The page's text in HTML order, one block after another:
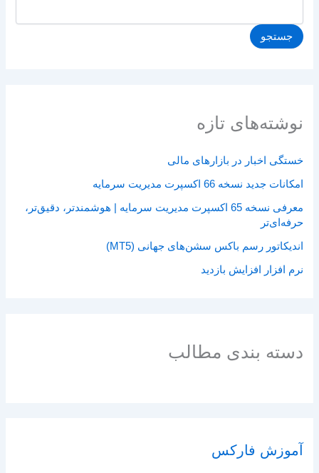
جستجو
نوشته‌های تازه
خستگی اخبار در بازارهای مالی
امکانات جدید نسخه 66 اکسپرت مدیریت سرمایه
معرفی نسخه 65 اکسپرت مدیریت سرمایه | هوشمندتر، دقیق‌تر،
حرفه‌ای‌تر
اندیکاتور رسم باکس سشن‌های جهانی (MT5)
نرم افزار افزایش بازدید
دسته بندی مطالب
آموزش فارکس